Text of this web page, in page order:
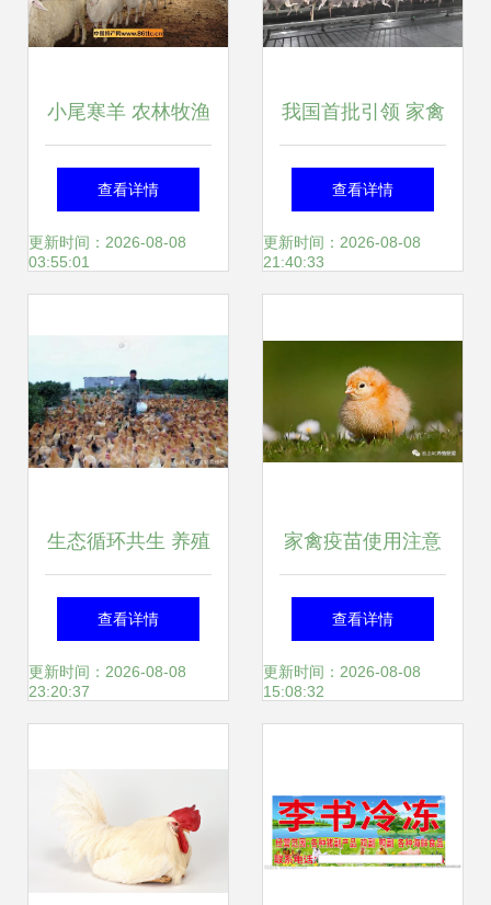
小尾寒羊 农林牧渔
行业的优质特产与
家畜养殖典范
查看详情
更新时间：2026-08-08
03:55:01
我国首批引领 家禽
屠宰国际标准发布
助产业全球化
查看详情
更新时间：2026-08-08
21:40:33
生态循环共生 养殖
业与果园互助发展
的双赢之道
查看详情
更新时间：2026-08-08
23:20:37
家禽疫苗使用注意
事项——保障高效
免疫的关键环节
查看详情
更新时间：2026-08-08
15:08:32